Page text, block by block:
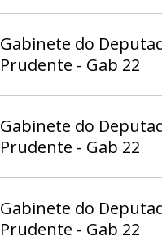
Gabinete do
Prudente - Gab 22
Gabinete do
Prudente - Gab 22
Gabinete do
Prudente - Gab 22